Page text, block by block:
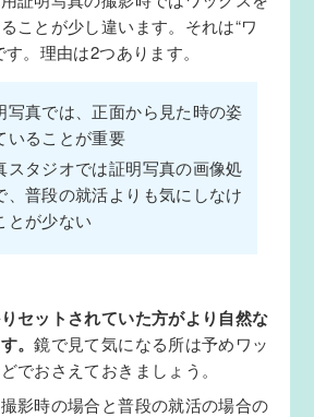
ことが少し違います。それは“ワ
。理由は2つあります。
写真では、正面から見た時の姿
いることが重要
スタジオでは証明写真の画像処
、普段の就活よりも気にしなけ
とが少ない
セットされていた方がより自然な
。鏡で見て気になる所は予めワッ
でおさえておきましょう。
影時の場合と普段の就活の場合の